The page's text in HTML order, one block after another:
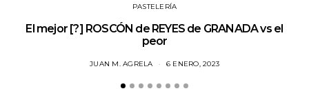
PASTELERÍA
El mejor [?] ROSCÓN de REYES de GRANADA vs el
peor
JUAN M. AGRELA 6 ENERO, 2023